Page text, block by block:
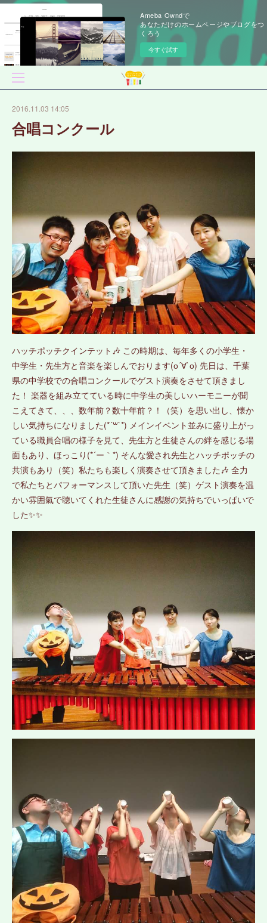
Ameba Owndで
あなただけのホームページやブログをつ
くろう
今すぐ試す
2016.11.03 14:05
合唱コンクール
ハッチポッチクインテット🎶 この時期は、毎年多くの小学生・
中学生・先生方と音楽を楽しんでおります(о´∀`о) 先日は、千葉
県の中学校での合唱コンクールでゲスト演奏をさせて頂きまし
た！ 楽器を組み立てている時に中学生の美しいハーモニーが聞
こえてきて、、、数年前？数十年前？！（笑）を思い出し、懐か
しい気持ちになりました(*´꒳`*) メインイベント並みに盛り上がっ
ている職員合唱の様子を見て、先生方と生徒さんの絆を感じる場
面もあり、ほっこり(*´ー｀*) そんな愛され先生とハッチポッチの
共演もあり（笑）私たちも楽しく演奏させて頂きました🎶 全力
で私たちとパフォーマンスして頂いた先生（笑）ゲスト演奏を温
かい雰囲氣で聴いてくれた生徒さんに感謝の気持ちでいっぱいで
した✨✨